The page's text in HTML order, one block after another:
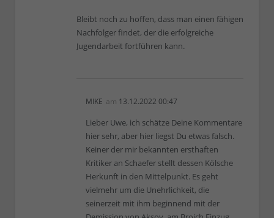
Bleibt noch zu hoffen, dass man einen fähigen
Nachfolger findet, der die erfolgreiche
Jugendarbeit fortführen kann.
MIKE am 13.12.2022 00:47
Lieber Uwe, ich schätze Deine Kommentare
hier sehr, aber hier liegst Du etwas falsch.
Keiner der mir bekannten ersthaften
Kritiker an Schaefer stellt dessen Kölsche
Herkunft in den Mittelpunkt. Es geht
vielmehr um die Unehrlichkeit, die
seinerzeit mit ihm beginnend mit der